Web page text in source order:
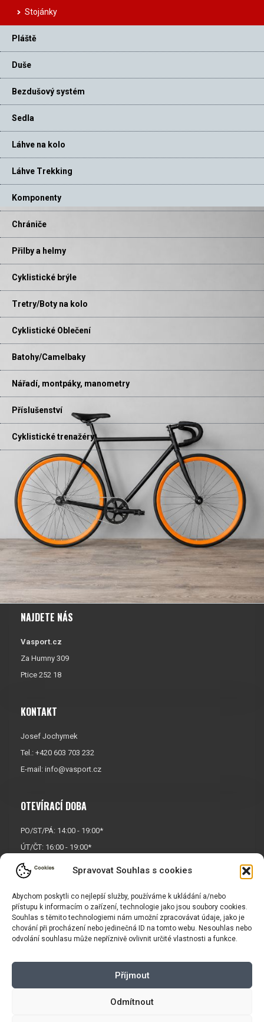
Spravovat Souhlas s cookies
Abychom poskytli co nejlepší služby, používáme k ukládání a/nebo
přístupu k informacím o zařízení, technologie jako jsou soubory cookies.
Souhlas s těmito technologiemi nám umožní zpracovávat údaje, jako je
chování při procházení nebo jedinečná ID na tomto webu. Nesouhlas nebo
odvolání souhlasu může nepříznivě ovlivnit určité vlastnosti a funkce.
Příjmout
Odmítnout
Stojánky
Pláště
Duše
Bezdušový systém
Sedla
Láhve na kolo
Láhve Trekking
Komponenty
Chrániče
Přilby a helmy
Cyklistické brýle
Tretry/Boty na kolo
Cyklistické Oblečení
Batohy/Camelbaky
Nářadí, montpáky, manometry
Příslušenství
Cyklistické trenažéry
NAJDETE NÁS
Vasport.cz
Za Humny 309
Ptice 252 18
KONTAKT
Josef Jochymek
Tel.: +420 603 703 232
E-mail: info@vasport.cz
OTEVÍRACÍ DOBA
PO/ST/PÁ: 14:00 - 19:00*
ÚT/ČT: 16:00 - 19:00*
Sobota: 9:00 - 17:00*
Neděle:
* Říjen, listopad a prosinec
OTEVŘENO POUZE
PO/ST/PÁ